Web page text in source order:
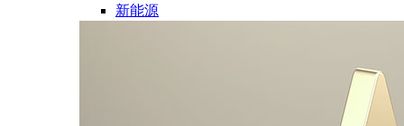
新能源